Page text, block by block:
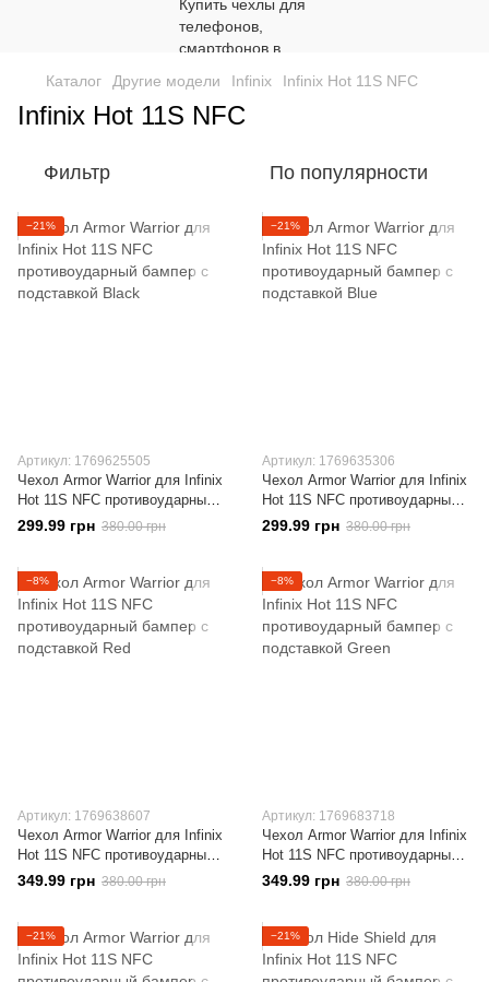
Каталог Другие модели Infinix Infinix Hot 11S NFC
Infinix Hot 11S NFC
Фильтр По популярности
−21%
Артикул: 1769625505
Чехол Armor Warrior для Infinix
Hot 11S NFC противоударный
бампер с подставкой Black
299.99 грн 380.00 грн
−21%
Артикул: 1769635306
Чехол Armor Warrior для Infinix
Hot 11S NFC противоударный
бампер с подставкой Blue
299.99 грн 380.00 грн
−8%
Артикул: 1769638607
Чехол Armor Warrior для Infinix
Hot 11S NFC противоударный
бампер с подставкой Red
349.99 грн 380.00 грн
−8%
Артикул: 1769683718
Чехол Armor Warrior для Infinix
Hot 11S NFC противоударный
бампер с подставкой Green
349.99 грн 380.00 грн
−21% −21%